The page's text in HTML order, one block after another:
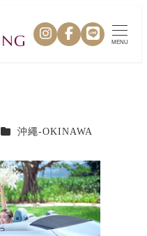
MENU
カテゴリー
沖繩-OKINAWA